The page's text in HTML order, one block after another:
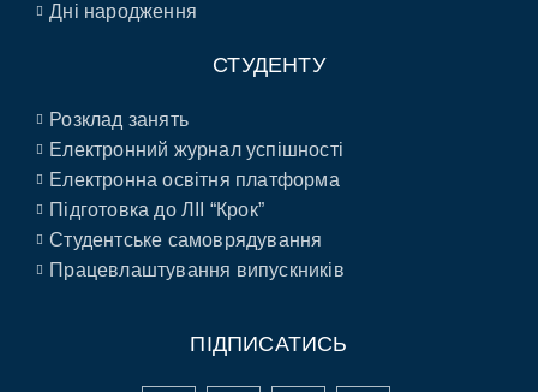
Дні народження
СТУДЕНТУ
Розклад занять
Електронний журнал успішності
Електронна освітня платформа
Підготовка до ЛІІ “Крок”
Студентське самоврядування
Працевлаштування випускників
ПІДПИСАТИСЬ